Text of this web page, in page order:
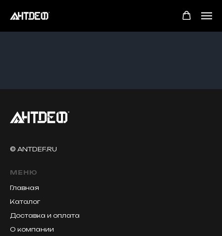
© ANTDEF.RU
МЕНЮ
Главная
Каталог
Доставка и оплата
О компании